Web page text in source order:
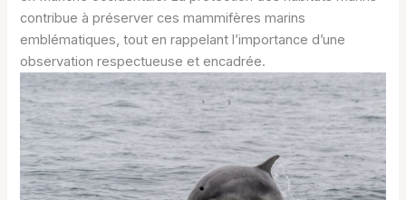
contribue à préserver ces mammifères marins
emblématiques, tout en rappelant l’importance d’une
observation respectueuse et encadrée.